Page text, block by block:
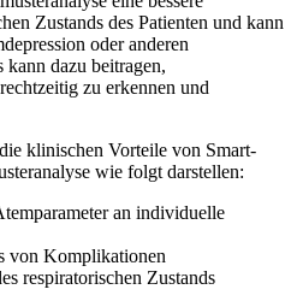
Zustands des Patienten und kann
oder anderen
kann dazu beitragen,
zu erkennen und
klinischen Vorteile von Smart-
wie folgt darstellen:
an individuelle
von Komplikationen
respiratorischen Zustands